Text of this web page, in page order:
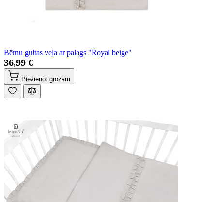
Bērnu gultas veļa ar palags "Royal beige"
36,99 €
Pievienot grozam